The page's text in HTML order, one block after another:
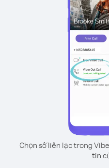
Chọn số liên lạc trong
tin